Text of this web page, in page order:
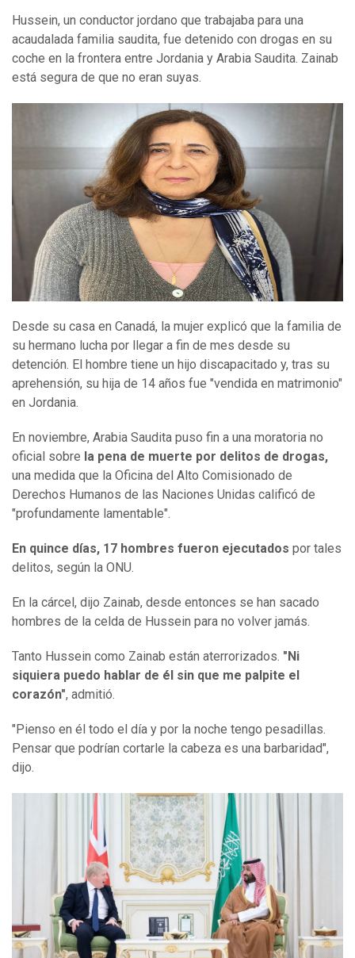
Hussein, un conductor jordano que trabajaba para una
acaudalada familia saudita, fue detenido con drogas en su
coche en la frontera entre Jordania y Arabia Saudita. Zainab
está segura de que no eran suyas.
Desde su casa en Canadá, la mujer explicó que la familia de
su hermano lucha por llegar a fin de mes desde su
detención. El hombre tiene un hijo discapacitado y, tras su
aprehensión, su hija de 14 años fue "vendida en matrimonio"
en Jordania.
En noviembre, Arabia Saudita puso fin a una moratoria no
oficial sobre la pena de muerte por delitos de drogas,
una medida que la Oficina del Alto Comisionado de
Derechos Humanos de las Naciones Unidas calificó de
"profundamente lamentable".
En quince días, 17 hombres fueron ejecutados por tales
delitos, según la ONU.
En la cárcel, dijo Zainab, desde entonces se han sacado
hombres de la celda de Hussein para no volver jamás.
Tanto Hussein como Zainab están aterrorizados. "Ni
siquiera puedo hablar de él sin que me palpite el
corazón", admitió.
"Pienso en él todo el día y por la noche tengo pesadillas.
Pensar que podrían cortarle la cabeza es una barbaridad",
dijo.